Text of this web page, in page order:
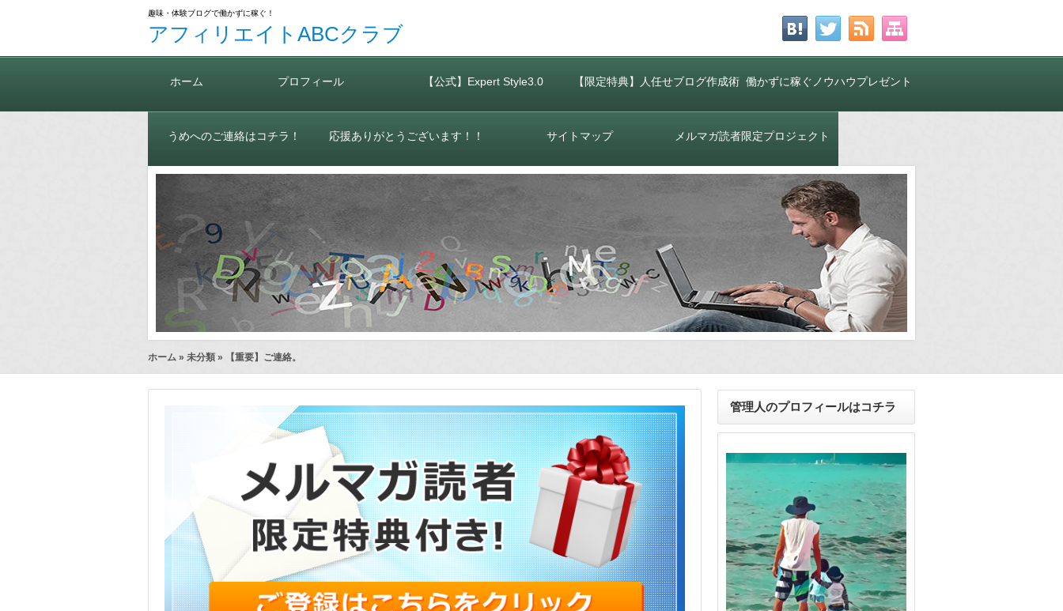
趣味・体験ブログで働かずに稼ぐ！
アフィリエイトABCクラブ
ホーム プロフィール 【公式】Expert Style3.0 【限定特典】人任せブログ作成術 働かずに稼ぐノウハウプレゼント
中！
うめへのご連絡はコチラ！ 応援ありがとうございます！！ サイトマップ メルマガ読者限定プロジェクト
ホーム » 未分類 » 【重要】ご連絡。
管理人のプロフィールはコチラ